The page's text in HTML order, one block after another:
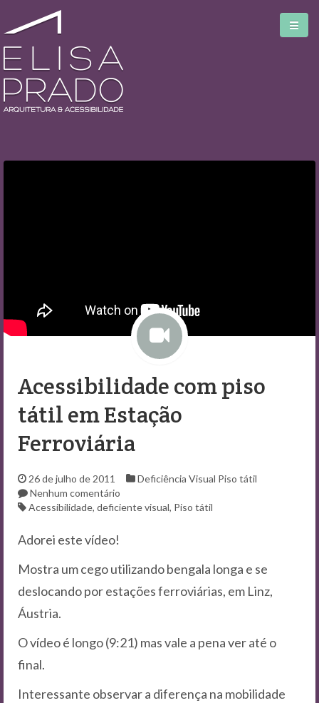
Contato
Acessibilidade com piso
tátil em Estação
Ferroviária
26 de julho de 2011 Deficiência Visual Piso tátil
Nenhum comentário
Acessibilidade, deficiente visual, Piso tátil
Adorei este vídeo!
Mostra um cego utilizando bengala longa e se
deslocando por estações ferroviárias, em Linz,
Áustria.
O vídeo é longo (9:21) mas vale a pena ver até o
final.
Interessante observar a diferença na mobilidade